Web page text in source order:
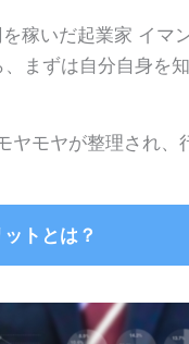
稼いだ起業家 イマ
まずは自分自身を
ヤモヤが整理され、
トとは？